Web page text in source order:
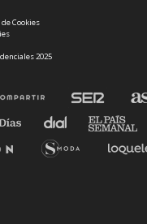
Cookies
2025